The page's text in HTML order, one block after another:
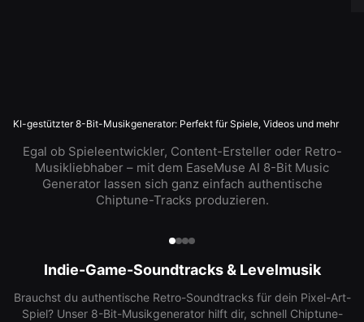
KI-gestützter 8-Bit-Musikgenerator: Perfekt für Spiele, Videos und mehr
Egal ob Spieleentwickler, Content-Ersteller oder Retro-
Musikliebhaber – mit dem EaseMuse AI 8-Bit Music
Generator lassen sich ganz einfach authentische
Chiptune-Tracks produzieren.
Indie-Game-Soundtracks & Levelmusik
Brauchst du authentische Retro-Soundtracks für dein Pixel-Art-
Spiel? Unser 8-Bit-Musikgenerator hilft dir, schnell Chiptune-